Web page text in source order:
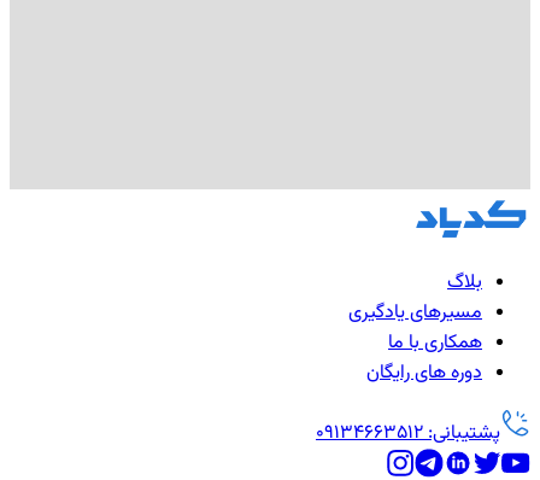
بلاگ
مسیرهای یادگیری
همکاری با ما
دوره های رایگان
پشتیبانی: 09134663512